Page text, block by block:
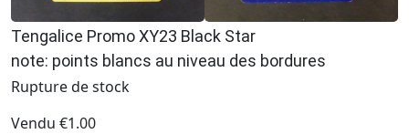
Tengalice Promo XY23 Black Star
note: points blancs au niveau des bordures
Rupture de stock
Vendu €1.00